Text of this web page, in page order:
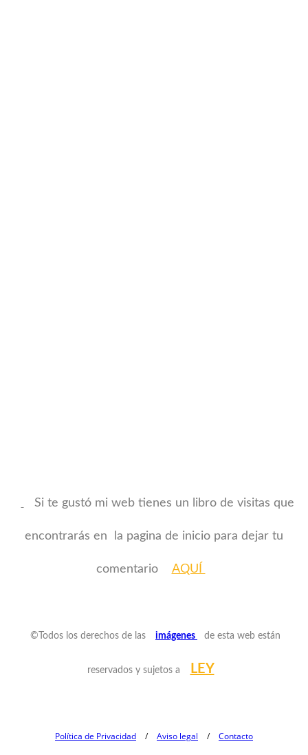
Si te gustó mi web tienes un libro de visitas que
encontrarás en la pagina de inicio para dejar tu
comentario AQUÍ
©Todos los derechos de las imágenes de esta web están
reservados y sujetos a LEY
Política de Privacidad / Aviso legal / Contacto